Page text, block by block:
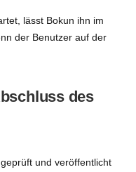
lässt Bokun ihn im
der Benutzer auf der
des
und veröffentlicht